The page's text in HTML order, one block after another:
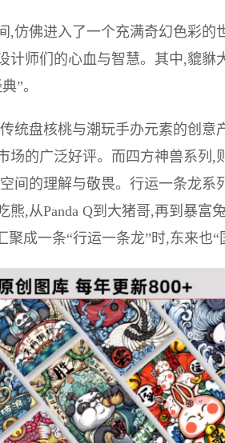
,仿佛进入了一个充满奇幻色彩的
计师们的心血与智慧。其中,貔貅
”。
统盘核桃与潮玩手办元素的创
场的广泛好评。而四方神兽系列
间的理解与敬畏。行运一条龙
熊,从Panda Q到大猪哥,再到暴富
聚成一条“行运一条龙”时,东来也